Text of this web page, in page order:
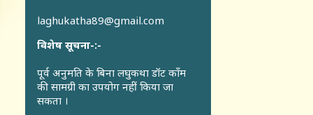
laghukatha89@gmail.com
विशेष सूचना-:-
पूर्व अनुमति के बिना लघुकथा डॉट कॉंम
की सामग्री का उपयोग नहीं किया जा
सकता ।